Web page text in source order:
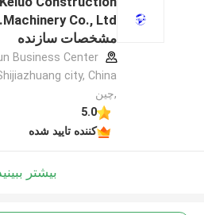
Machinery Co., Ltd.
مشخصات سازنده
Business Center
city, China
,چین
5.0
کننده تایید شده
بیشتر